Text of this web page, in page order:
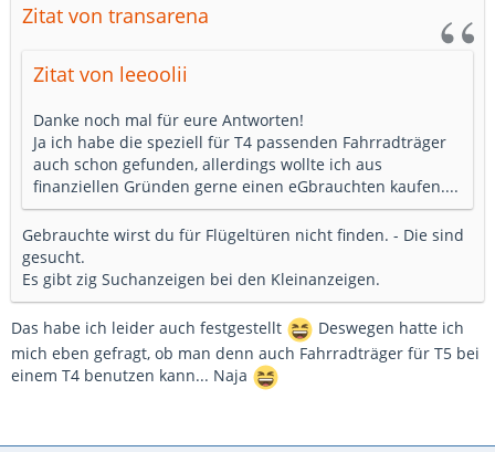
Zitat von transarena
Zitat von leeoolii
Danke noch mal für eure Antworten!
Ja ich habe die speziell für T4 passenden Fahrradträger
auch schon gefunden, allerdings wollte ich aus
finanziellen Gründen gerne einen eGbrauchten kaufen....
Gebrauchte wirst du für Flügeltüren nicht finden. - Die sind
gesucht.
Es gibt zig Suchanzeigen bei den Kleinanzeigen.
Das habe ich leider auch festgestellt
Deswegen hatte ich
mich eben gefragt, ob man denn auch Fahrradträger für T5 bei
einem T4 benutzen kann... Naja